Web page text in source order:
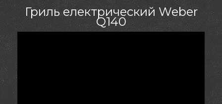
Гриль електрический Weber
Q140